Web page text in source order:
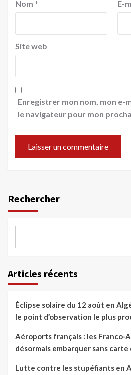
Nom * E-
Site web
Enregistrer mon nom, mon e-
le navigateur pour mon
Rechercher
Articles récents
Éclipse solaire du 12 août en
le point d’observation le plus
Aéroports français : les Franco-
désormais embarquer sans
Lutte contre les stupéfiants en